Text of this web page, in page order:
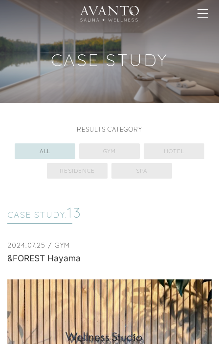
CASE STUDY
RESULTS CATEGORY
ALL GYM HOTEL
RESIDENCE SPA
CASE STUDY. 13
2024.07.25 / GYM
&FOREST Hayama